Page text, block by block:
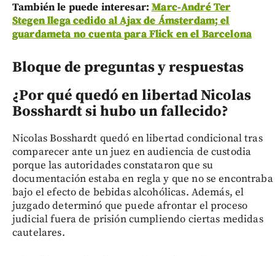
También le puede interesar:Marc-André Ter
Stegen llega cedido al Ajax de Ámsterdam; el
guardameta no cuenta para Flick en el Barcelona
Bloque de preguntas y respuestas
¿Por qué quedó en libertad Nicolas
Bosshardt si hubo un fallecido?
Nicolas Bosshardt quedó en libertad condicional tras
comparecer ante un juez en audiencia de custodia
porque las autoridades constataron que su
documentación estaba en regla y que no se encontraba
bajo el efecto de bebidas alcohólicas. Además, el
juzgado determinó que puede afrontar el proceso
judicial fuera de prisión cumpliendo ciertas medidas
cautelares.